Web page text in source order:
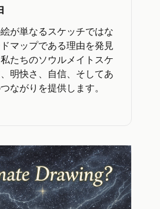
が単なるスケッチではな
マップである理由を発見
たちのソウルメイトスケ
明快さ、自信、そしてあ
ながりを提供します。